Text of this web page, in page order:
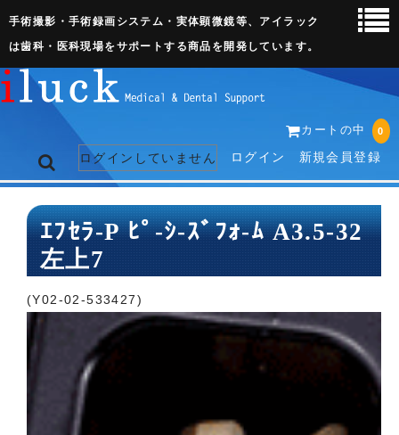
手術撮影・手術録画システム・実体顕微鏡等、アイラック
は歯科・医科現場をサポートする商品を開発しています。
カートの中 0
ログインしていません ログイン 新規会員登録
トップページ
ネット販売ページ
歯科関連機器
術野撮影キット
3D実体顕微鏡
ｴﾌｾﾗ-P ﾋﾟ-ｼ-ｽﾞﾌｫ-ﾑ A3.5-32
左上7
(Y02-02-533427)